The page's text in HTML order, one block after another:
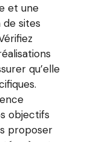
et une
sites
qu’elle
objectifs
proposer